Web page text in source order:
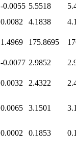
-0.0055 5.5518
0.0082 4.1838
1.4969 175.8695
-0.0077 2.9852
0.0032 2.4322
0.0065 3.1501
0.0002 0.1853